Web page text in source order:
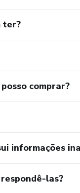
ter?
comprar?
informações
las?